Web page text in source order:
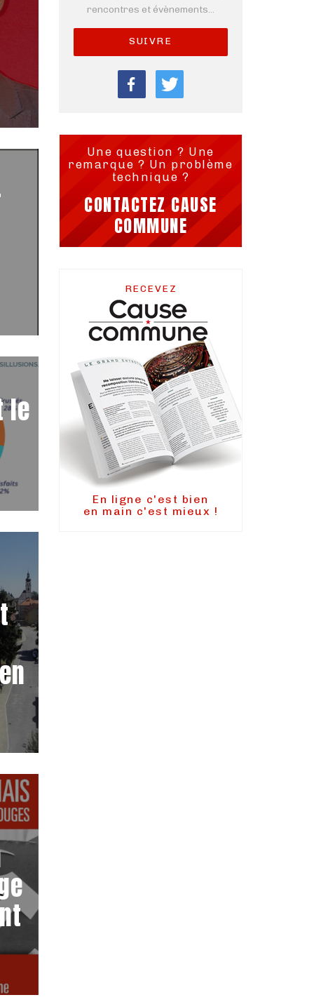
le
rencontres et évènements...
SUIVRE
Une question ? Une
remarque ? Un problème
technique ?
CONTACTEZ CAUSE
COMMUNE
RECEVEZ
En ligne c'est bien
en main c'est mieux !